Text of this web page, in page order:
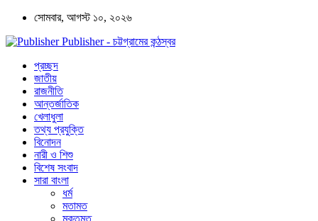
সোমবার, আগস্ট ১০, ২০২৬
Publisher - চট্টগ্রামের কন্ঠস্বর
প্রচ্ছদ
জাতীয়
রাজনীতি
আন্তর্জাতিক
খেলাধুলা
তথ্য প্রযুক্তি
বিনোদন
নারী ও শিশু
বিশেষ সংবাদ
সারা বাংলা
ধর্ম
মতামত
মুক্তমত